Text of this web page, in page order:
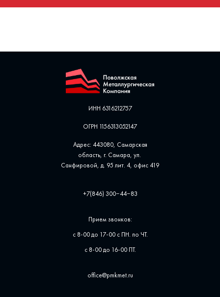
ИНН 6316212757
ОГРН 1156313052147
Адрес: 443080, Самарская
область, г. Самара, ул. ​
Санфировой, д. 95 лит. 4, офис ​419
+7(846) 300‒44‒83
Прием звонков:
с 8-00 до 17-00 с ПН. по ЧТ.
с 8-00 до 16-00 ПТ.
office@pmkmet.ru